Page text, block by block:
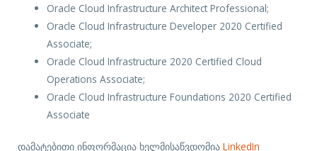
Oracle Cloud Infrastructure Architect Professional;
Oracle Cloud Infrastructure Developer 2020 Certified
Associate;
Oracle Cloud Infrastructure 2020 Certified Cloud
Operations Associate;
Oracle Cloud Infrastructure Foundations 2020 Certified
Associate
დამატებითი ინფორმაცია ხელმისაწვდომია LinkedIn